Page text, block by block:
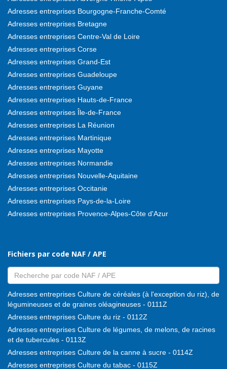
Adresses entreprises Bourgogne-Franche-Comté
Adresses entreprises Bretagne
Adresses entreprises Centre-Val de Loire
Adresses entreprises Corse
Adresses entreprises Grand-Est
Adresses entreprises Guadeloupe
Adresses entreprises Guyane
Adresses entreprises Hauts-de-France
Adresses entreprises Île-de-France
Adresses entreprises La Réunion
Adresses entreprises Martinique
Adresses entreprises Mayotte
Adresses entreprises Normandie
Adresses entreprises Nouvelle-Aquitaine
Adresses entreprises Occitanie
Adresses entreprises Pays-de-la-Loire
Adresses entreprises Provence-Alpes-Côte d'Azur
Fichiers par code NAF / APE
Adresses entreprises Culture de céréales (à l'exception du riz), de
légumineuses et de graines oléagineuses - 0111Z
Adresses entreprises Culture du riz - 0112Z
Adresses entreprises Culture de légumes, de melons, de racines
et de tubercules - 0113Z
Adresses entreprises Culture de la canne à sucre - 0114Z
Adresses entreprises Culture du tabac - 0115Z